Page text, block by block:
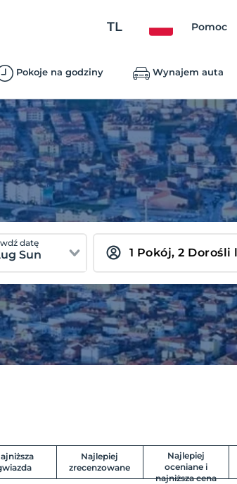
TL Pomoc
Pokoje na godziny Wynajem auta
datę
Sun
Najlepiej
zrecenzowane
Najlepiej
oceniane i
najniższa cena